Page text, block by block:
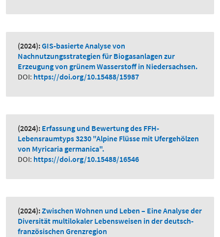
(2024):GIS-basierte Analyse von
Nachnutzungsstrategien für Biogasanlagen zur
Erzeugung von grünem Wasserstoff in Niedersachsen.
DOI: https://doi.org/10.15488/15987
(2024): Erfassung und Bewertung des FFH-
Lebensraumtyps 3230 "Alpine Flüsse mit Ufergehölzen
von Myricaria germanica".
DOI: https://doi.org/10.15488/16546
(2024):Zwischen Wohnen und Leben – Eine Analyse der
Diversität multilokaler Lebensweisen in der deutsch-
französischen Grenzregion